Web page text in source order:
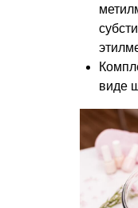
виде